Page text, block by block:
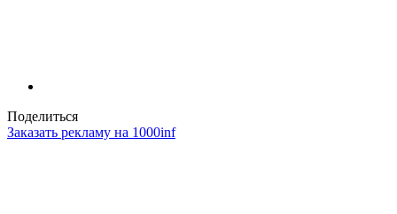
Поделиться
Заказать рекламу на 1000inf